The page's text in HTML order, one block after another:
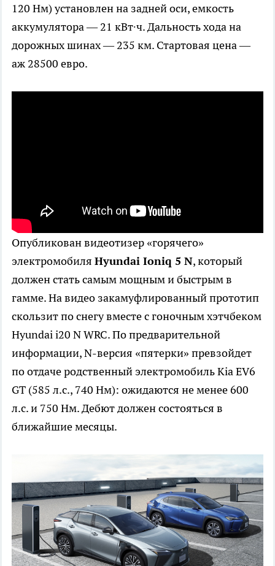
120 Нм) установлен на задней оси, емкость
аккумулятора — 21 кВт∙ч. Дальность хода на
дорожных шинах — 235 км. Стартовая цена —
аж 28500 евро.
Опубликован видеотизер «горячего»
электромобиля Hyundai Ioniq 5 N, который
должен стать самым мощным и быстрым в
гамме. На видео закамуфлированный прототип
скользит по снегу вместе с гоночным хэтчбеком
Hyundai i20 N WRC. По предварительной
информации, N-версия «пятерки» превзойдет
по отдаче родственный электромобиль Kia EV6
GT (585 л.с., 740 Нм): ожидаются не менее 600
л.с. и 750 Нм. Дебют должен состояться в
ближайшие месяцы.